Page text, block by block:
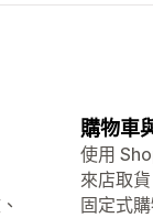
購物車
使用
來店取貨
固定式